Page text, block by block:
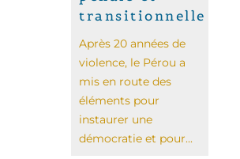
transitionnelle
Après 20 années de
violence, le Pérou a
mis en route des
éléments pour
instaurer une
démocratie et pour...